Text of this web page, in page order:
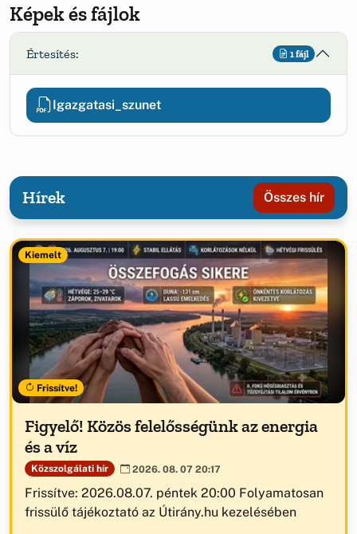
Képek és fájlok
Értesítés: 1 fájl
Igazgatasi_szunet
Hírek Összes hír
Kiemelt
Frissítve!
Figyelő! Közös felelősségünk az energia
és a víz
Közszolgálati hír 2026. 08. 07 20:17
Frissítve: 2026.08.07. péntek 20:00 Folyamatosan
frissülő tájékoztató az Útirány.hu kezelésében